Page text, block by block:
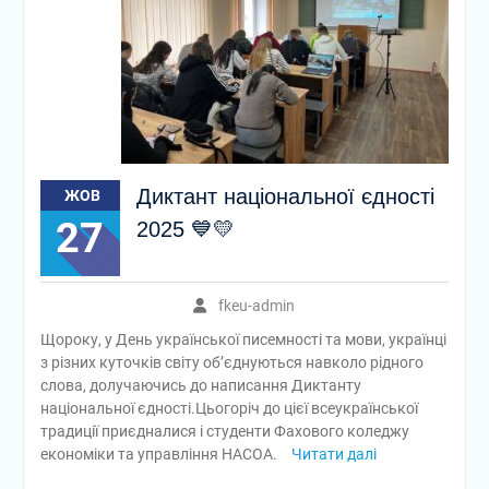
майбутньої професії
🎓 Випускний-2026 —
день, який назавжди
залишиться у наших
серцях!
📚 Робоча нарада:
підготовка до нового
перебіг вступної кампанії
ЖОВ
27
Диктант національної єдності
2025 💙💛
fkeu-admin
Щороку, у День української писемності та мови, українці
з різних куточків світу об’єднуються навколо рідного
слова, долучаючись до написання Диктанту
національної єдності.Цьогоріч до цієї всеукраїнської
традиції приєдналися і студенти Фахового коледжу
економіки та управління НАСОА.
Читати далі